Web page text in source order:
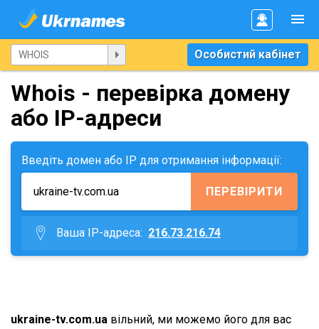
Особистий кабінет
Whois - перевірка домену
або IP-адреси
Введіть домен або IP для отримання інформації:
ПЕРЕВІРИТИ
Ваша IP-адреса: 216.73.216.74
ukraine-tv.com.ua вільний, ми можемо його для вас